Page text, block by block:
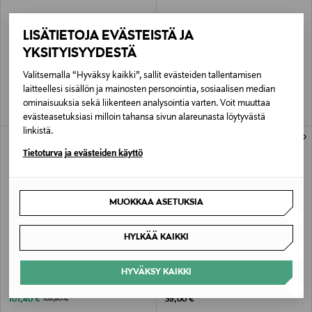
LISÄTIETOJA EVÄSTEISTÄ JA
YKSITYISYYDESTÄ
Valitsemalla “Hyväksy kaikki”, sallit evästeiden tallentamisen
laitteellesi sisällön ja mainosten personointia, sosiaalisen median
ominaisuuksia sekä liikenteen analysointia varten. Voit muuttaa
evästeasetuksiasi milloin tahansa sivun alareunasta löytyvästä
linkistä.
Tietoturva ja evästeiden käyttö
MUOKKAA ASETUKSIA
HYLKÄÄ KAIKKI
HYVÄKSY KAIKKI
ALE –41%
LES DEUX
Pikeepaita
41,40 €
ETUKUPONKITUOTE
LES DEUX
109,00 €
ALE –40%
Hamilton-päällyspaita
Discounted Price
101,40 € Original Price
169,90 €
ETUKUPONKITUOTE
LES DEUX
Core Contrast t-paita
Original Price
39,00 €